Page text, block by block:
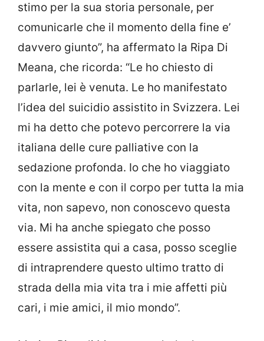
stimo per la sua storia personale, per
comunicarle che il momento della fine e’
davvero giunto”, ha affermato la Ripa Di
Meana, che ricorda: “Le ho chiesto di
parlarle, lei è venuta. Le ho manifestato
l’idea del suicidio assistito in Svizzera. Lei
mi ha detto che potevo percorrere la via
italiana delle cure palliative con la
sedazione profonda. Io che ho viaggiato
con la mente e con il corpo per tutta la mia
vita, non sapevo, non conoscevo questa
via. Mi ha anche spiegato che posso
essere assistita qui a casa, posso sceglie
di intraprendere questo ultimo tratto di
strada della mia vita tra i mie affetti più
cari, i mie amici, il mio mondo”.